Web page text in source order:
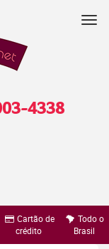
4338
Cartão de
crédito
Todo o
Brasil